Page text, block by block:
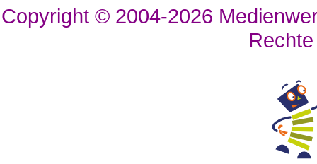
Copyright © 2004-2026